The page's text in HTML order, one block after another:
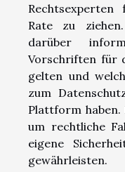
Rechtsexperten
Rate zu
darüber
Vorschriften für
gelten und
zum
Plattform
um rechtliche
eigene
gewährleisten.